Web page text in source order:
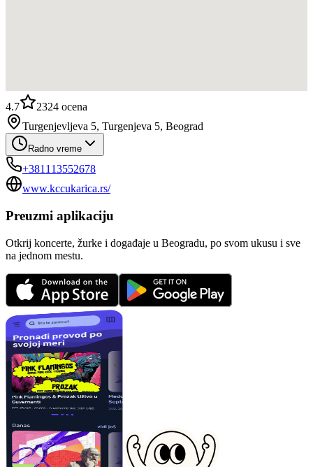
4.7 2324 ocena
Turgenjevljeva 5, Turgenjeva 5, Beograd
Radno vreme
+381113552678
www.kccukarica.rs/
Preuzmi aplikaciju
Otkrij koncerte, žurke i događaje u Beogradu, po svom ukusu i sve
na jednom mestu.